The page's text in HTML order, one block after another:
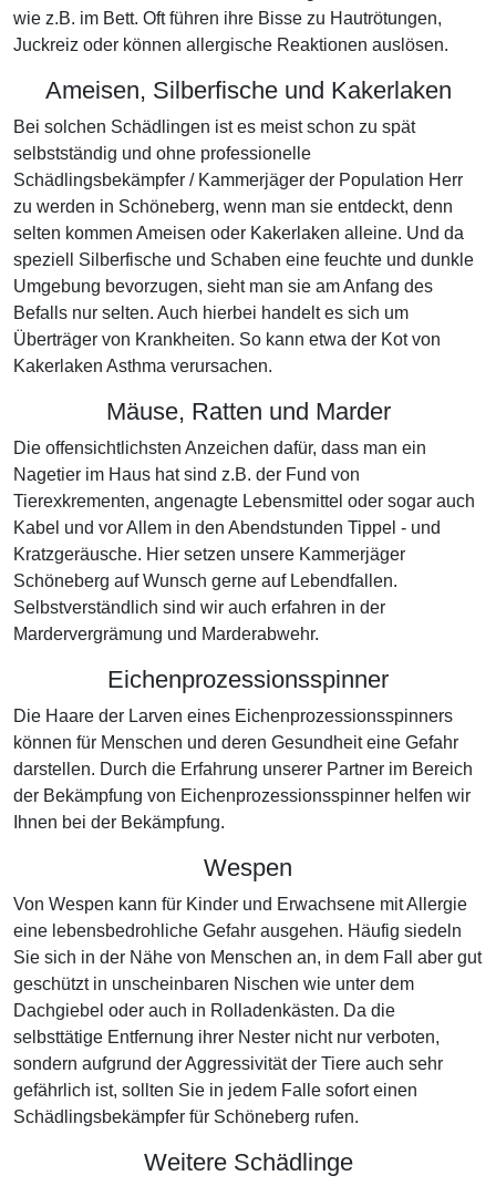
wie z.B. im Bett. Oft führen ihre Bisse zu Hautrötungen,
Juckreiz oder können allergische Reaktionen auslösen.
Ameisen, Silberfische und Kakerlaken
Bei solchen Schädlingen ist es meist schon zu spät
selbstständig und ohne professionelle
Schädlingsbekämpfer / Kammerjäger der Population Herr
zu werden in Schöneberg, wenn man sie entdeckt, denn
selten kommen Ameisen oder Kakerlaken alleine. Und da
speziell Silberfische und Schaben eine feuchte und dunkle
Umgebung bevorzugen, sieht man sie am Anfang des
Befalls nur selten. Auch hierbei handelt es sich um
Überträger von Krankheiten. So kann etwa der Kot von
Kakerlaken Asthma verursachen.
Mäuse, Ratten und Marder
Die offensichtlichsten Anzeichen dafür, dass man ein
Nagetier im Haus hat sind z.B. der Fund von
Tierexkrementen, angenagte Lebensmittel oder sogar auch
Kabel und vor Allem in den Abendstunden Tippel - und
Kratzgeräusche. Hier setzen unsere Kammerjäger
Schöneberg auf Wunsch gerne auf Lebendfallen.
Selbstverständlich sind wir auch erfahren in der
Mardervergrämung und Marderabwehr.
Eichenprozessionsspinner
Die Haare der Larven eines Eichenprozessionsspinners
können für Menschen und deren Gesundheit eine Gefahr
darstellen. Durch die Erfahrung unserer Partner im Bereich
der Bekämpfung von Eichenprozessionsspinner helfen wir
Ihnen bei der Bekämpfung.
Wespen
Von Wespen kann für Kinder und Erwachsene mit Allergie
eine lebensbedrohliche Gefahr ausgehen. Häufig siedeln
Sie sich in der Nähe von Menschen an, in dem Fall aber gut
geschützt in unscheinbaren Nischen wie unter dem
Dachgiebel oder auch in Rolladenkästen. Da die
selbsttätige Entfernung ihrer Nester nicht nur verboten,
sondern aufgrund der Aggressivität der Tiere auch sehr
gefährlich ist, sollten Sie in jedem Falle sofort einen
Schädlingsbekämpfer für Schöneberg rufen.
Weitere Schädlinge